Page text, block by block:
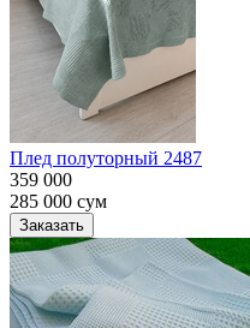
Плед полуторный 2487
359 000
285 000 сум
Заказать